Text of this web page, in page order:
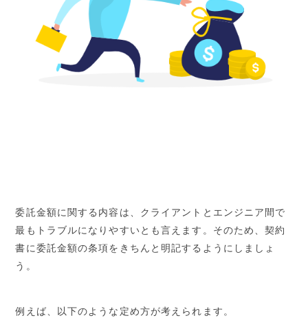
委託金額に関する内容は、クライアントとエンジニア間で
最もトラブルになりやすいとも言えます。そのため、契約
書に委託金額の条項をきちんと明記するようにしましょ
う。
例えば、以下のような定め方が考えられます。